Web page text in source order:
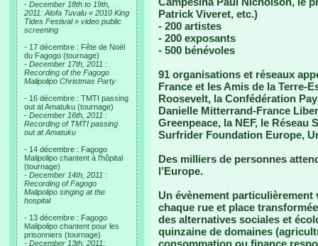
- December 18th to 19th,
2011: Alofa Tuvalu « 2010 King
Tides Festival » video public
screening
- 17 décembre : Fête de Noël
du Fagogo (tournage)
- December 17th, 2011 :
Recording of the Fagogo
Malipolipo Christmas Party
- 16 décembre : TMTI passing
out at Amatuku (tournage)
- December 16th, 2011 :
Recording of TMTI passing
out at Amatuku
- 14 décembre : Fagogo
Malipolipo chantent à l'hôpital
(tournage)
- December 14th, 2011 :
Recording of Fagogo
Malipolipo singing at the
hospital
- 13 décembre : Fagogo
Malipolipo chantent pour les
prisonniers (tournage)
- December 13th, 2011:
Patrick Viveret, etc.)
- 200 artistes
- 200 exposants
- 500 bénévoles
91 organisations et réseaux
France et les Amis de la Terre-
Roosevelt, la Confédération
Danielle Mitterrand-France
Greenpeace, la NEF, le
Surfrider Foundation Europe,
Des milliers de personnes
l’Europe.
Un évènement
chaque rue et place
des alternatives sociales et
quinzaine de domaines
consommation ou finance